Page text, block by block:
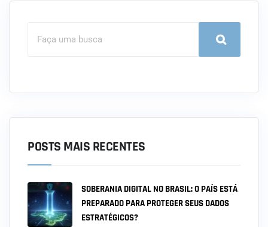
POSTS MAIS RECENTES
SOBERANIA DIGITAL NO BRASIL: O PAÍS ESTÁ
PREPARADO PARA PROTEGER SEUS DADOS
ESTRATÉGICOS?